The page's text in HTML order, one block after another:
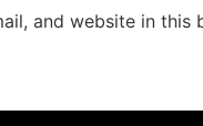
and website in